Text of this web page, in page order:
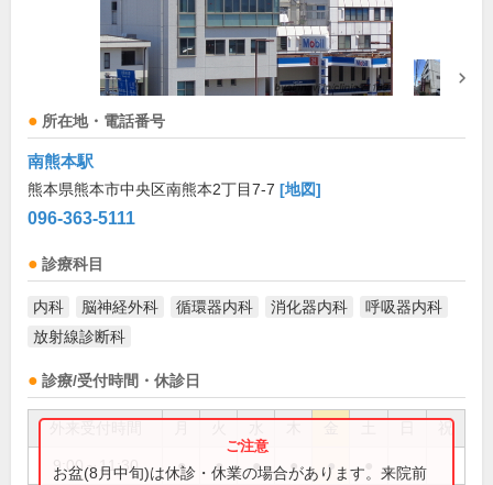
所在地・電話番号
南熊本駅
熊本県熊本市中央区南熊本2丁目7-7 [地図]
096-363-5111
診療科目
内科 脳神経外科 循環器内科 消化器内科
呼吸器内科
放射線診断科
診療/受付時間・休診日
祝
9:00～11:30 ● ● ● ● ●
お盆(8月中旬)は休診・休業の場合があります。来院前